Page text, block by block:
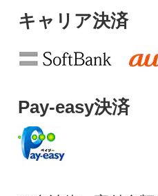
キャリア決済
Pay-easy決済